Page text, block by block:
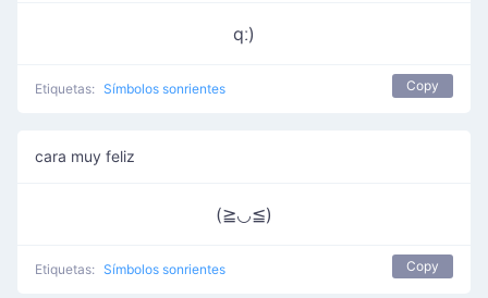
qː)
Etiquetas: Símbolos sonrientes Copy
cara muy feliz
(≧◡≦)
Etiquetas: Símbolos sonrientes Copy